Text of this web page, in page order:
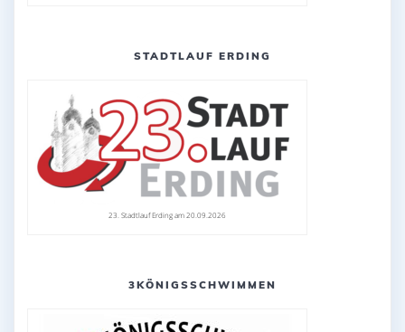
STADTLAUF ERDING
23. Stadtlauf Erding am 20.09.2026
3KÖNIGSSCHWIMMEN